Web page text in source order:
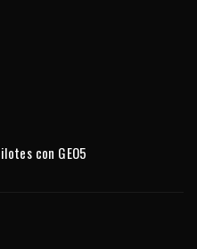
con GEO5